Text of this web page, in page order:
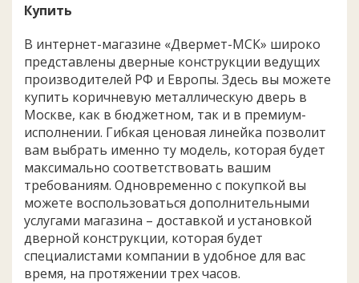
Купить
В интернет-магазине «Двермет-МСК» широко
представлены дверные конструкции ведущих
производителей РФ и Европы. Здесь вы можете
купить коричневую металлическую дверь в
Москве, как в бюджетном, так и в премиум-
исполнении. Гибкая ценовая линейка позволит
вам выбрать именно ту модель, которая будет
максимально соответствовать вашим
требованиям. Одновременно с покупкой вы
можете воспользоваться дополнительными
услугами магазина – доставкой и установкой
дверной конструкции, которая будет
специалистами компании в удобное для вас
время, на протяжении трех часов.